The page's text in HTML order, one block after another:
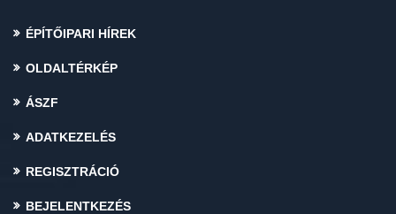
ÉPÍTŐIPARI HÍREK
OLDALTÉRKÉP
ÁSZF
ADATKEZELÉS
REGISZTRÁCIÓ
BEJELENTKEZÉS